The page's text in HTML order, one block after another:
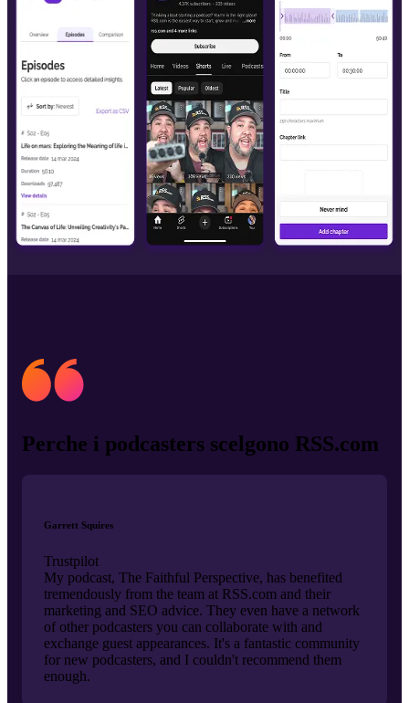
Perche i podcasters scelgono RSS.com
Garrett Squires
Trustpilot
My podcast, The Faithful Perspective, has benefited
tremendously from the team at RSS.com and their
marketing and SEO advice. They even have a network
of other podcasters you can collaborate with and
exchange guest appearances. It's a fantastic community
for new podcasters, and I couldn't recommend them
enough.